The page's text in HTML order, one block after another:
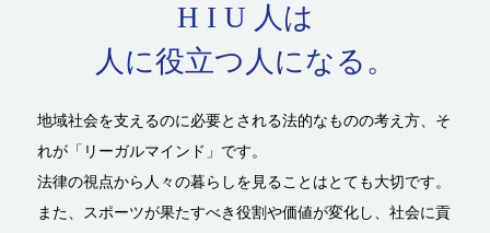
H I U 人は
人に役立つ人になる。
地域社会を支えるのに必要とされる法的なものの考え方、そ
れが「リーガルマインド」です。
法律の視点から人々の暮らしを見ることはとても大切です。
また、スポーツが果たすべき役割や価値が変化し、社会に貢